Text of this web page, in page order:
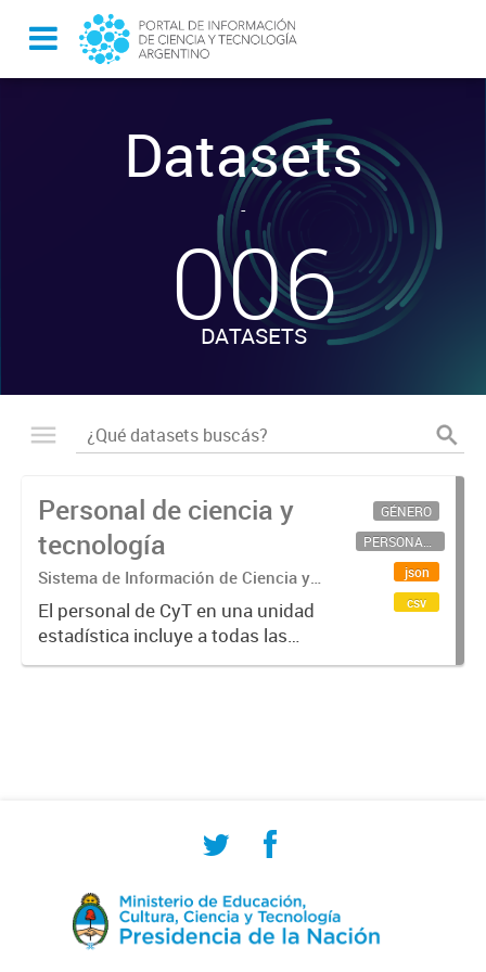
Datasets
-
006
DATASETS
Personal de ciencia y
tecnología
Sistema de Información de Ciencia y
Tecnología Argentino (SICYTAR)
El personal de CyT en una unidad
estadística incluye a todas las
personas involucradas
GÉNERO
PERSONAL CIENTÍFICO-TECNOLÓGICO
json
csv